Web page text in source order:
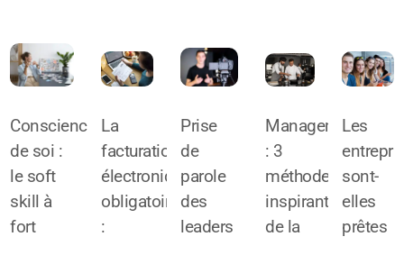
Conscience
de soi :
le soft
skill à
fort
La
facturation
électronique
obligatoire
:
Prise
de
parole
des
leaders
Management
: 3
méthodes
inspirantes
de la
Les
sont-
elles
prêtes